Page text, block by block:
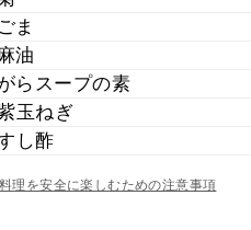
ま
油
らスープの素
玉ねぎ
し酢
料理を安全に楽しむための注意事項